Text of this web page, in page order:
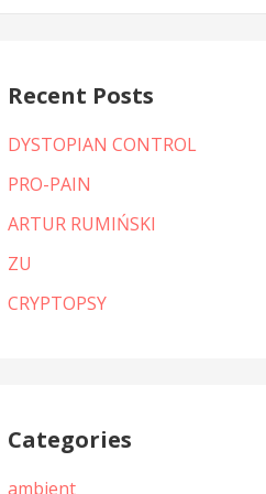
Recent Posts
DYSTOPIAN CONTROL
PRO-PAIN
ARTUR RUMIŃSKI
ZU
CRYPTOPSY
Categories
ambient